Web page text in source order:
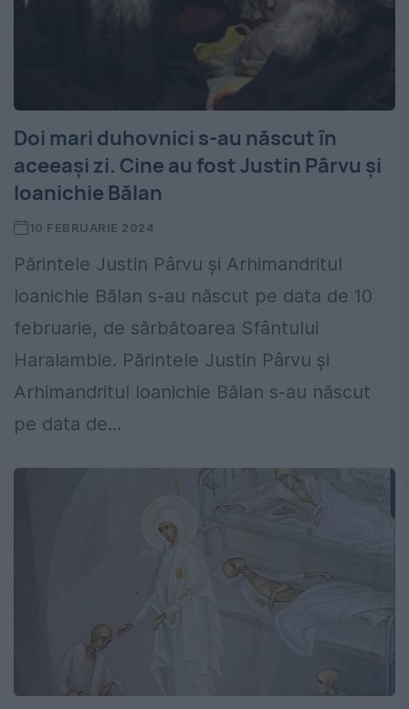
Doi mari duhovnici s-au născut în
aceeași zi. Cine au fost Justin Pârvu și
Ioanichie Bălan
10 FEBRUARIE 2024
Părintele Justin Pârvu şi Arhimandritul
Ioanichie Bălan s-au născut pe data de 10
februarie, de sărbătoarea Sfântului
Haralambie. Părintele Justin Pârvu şi
Arhimandritul Ioanichie Bălan s-au născut
pe data de...